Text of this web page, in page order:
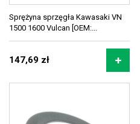
Sprężyna sprzęgła Kawasaki VN
1500 1600 Vulcan [OEM:...
147,69 zł